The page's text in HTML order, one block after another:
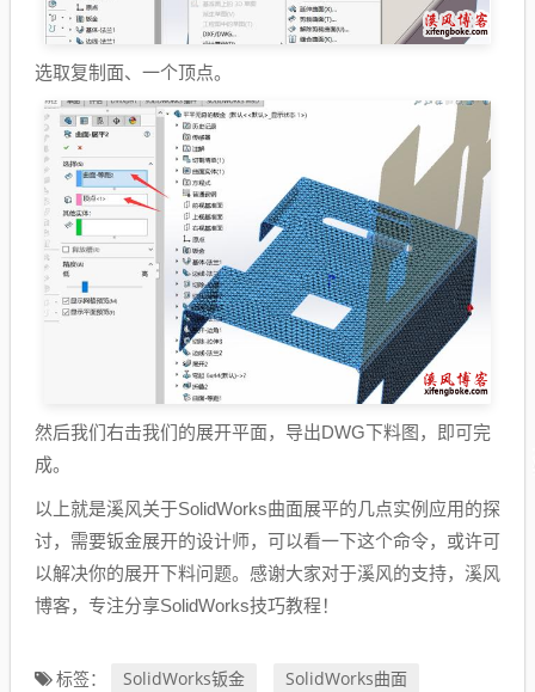
选取复制面、一个顶点。
然后我们右击我们的展开平面，导出DWG下料图，即可完
成。
以上就是溪风关于SolidWorks曲面展平的几点实例应用的探
讨，需要钣金展开的设计师，可以看一下这个命令，或许可
以解决你的展开下料问题。感谢大家对于溪风的支持，溪风
博客，专注分享SolidWorks技巧教程！
标签： SolidWorks钣金 SolidWorks曲面